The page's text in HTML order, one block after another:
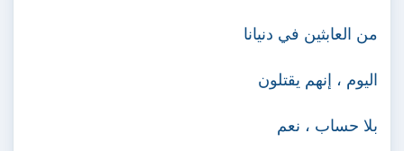
من العابثين في دنيانا
اليوم ، إنهم يقتلون
بلا حساب ، نعم